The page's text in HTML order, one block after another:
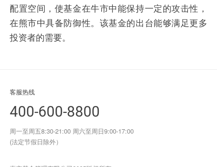
配置空间，使基金在牛市中能保持一定的攻击性，
在熊市中具备防御性。该基金的出台能够满足更多
投资者的需要。
客服热线
400-600-8800
周一至周五8:30-21:00 周六至周日9:00-17:00
(法定节假日除外）